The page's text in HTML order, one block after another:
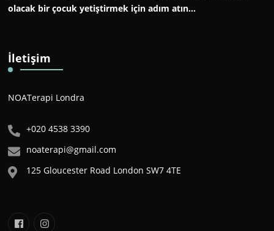
olacak bir çocuk yetiştirmek için adım atın…
İletişim
NOATerapi Londra
+020 4538 3390
noaterapi@gmail.com
125 Gloucester Road London SW7 4TE